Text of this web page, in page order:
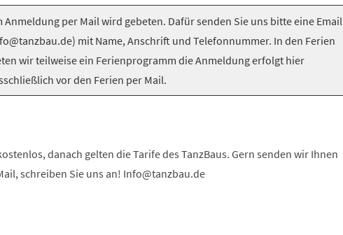
Anmeldung per Mail wird gebeten. Dafür senden Sie uns bitte eine Email
mit Name, Anschrift und Telefonnummer. In den Ferien
wir teilweise ein Ferienprogramm die Anmeldung erfolgt hier
vor den Ferien per Mail.
danach gelten die Tarife des TanzBaus. Gern senden wir Ihnen
schreiben Sie uns an! Info@tanzbau.de